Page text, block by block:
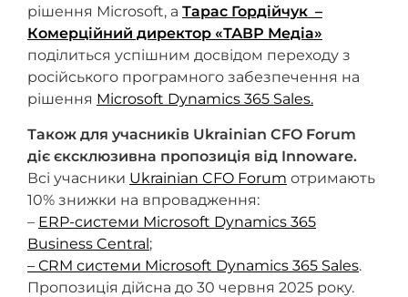
рішення Місrosoft, а Тарас Гордійчук –
Комерційний директор «ТАВР Медіа»
поділиться успішним досвідом переходу з
російського програмного забезпечення на
рішення Microsoft Dynamics 365 Sales.
Також для учасників Ukrainian CFO Forum
діє єксклюзивна пропозиція від Innoware.
Всі учасники Ukrainian CFO Forum отримають
10% знижки на впровадження:
– ERP-системи Microsoft Dynamics 365
Business Central;
– СRM системи Microsoft Dynamics 365 Sales.
Пропозиція дійсна до 30 червня 2025 року.